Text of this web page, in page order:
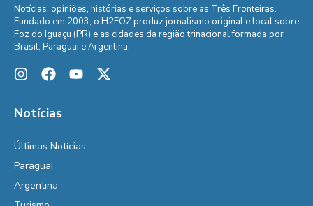
Notícias, opiniões, histórias e serviços sobre as Três Fronteiras.
Fundado em 2003, o H2FOZ produz jornalismo original e local sobre
Foz do Iguaçu (PR) e as cidades da região trinacional formada por
Brasil, Paraguai e Argentina.
Notícias
Últimas Notícias
Paraguai
Argentina